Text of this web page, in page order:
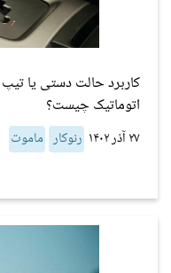
کاربرد حالت دستی یا
اتوماتیک چیست؟
۲۷ آذر ۱۴۰۲ رنوکار ماموت